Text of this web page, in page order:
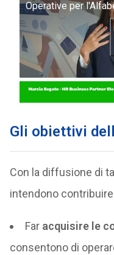
Operative per
Gli obiettivi
Con la diffusione di
intendono
Far acquisire le
consentono di